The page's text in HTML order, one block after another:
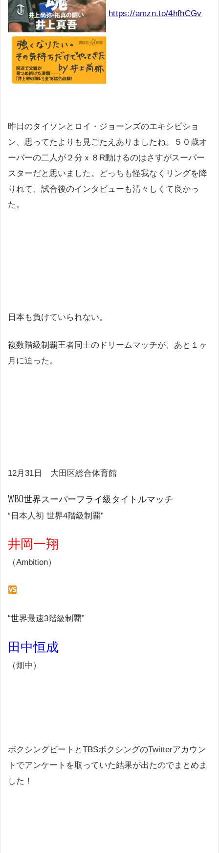
https://amzn.to/4hfhCGv
昨日のタイソンとロイ・ジョーンズのエキシビショ
ン、思ってたよりも見ごたえありましたね。５０歳オ
ーバーの二人が２分ｘ８R動けるのはさすがスーパー
スターだと思いました。どっちも怪我なくリングを降
りれて、試合後のインタビューも清々しくて良かっ
た。
日本も負けていられない。
複数階級制覇王者同士のドリームマッチが、あと１ヶ
月に迫った。
12月31日 大田区総合体育館
WBO世界スーパーフライ級タイトルマッチ
“日本人初 世界4階級制覇”
井岡一翔
（Ambition）
“世界最速3階級制覇”
田中恒成
（畑中）
ボクシングビートとTBSボクシングのTwitterアカウン
トでアンケートを取っていた結果が出たのでまとめま
した！